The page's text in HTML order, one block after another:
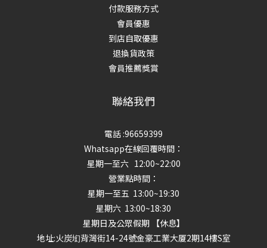
付款服務方式
會員優惠
到店自取優惠
退換貨政策
會員推薦獎賞
聯絡我們
電話 :96659399
Whatsapp在線回覆時間：
星期一至六 12:00~22:00
營業點時間：
星期一至五 13:00~19:30
星期六 13:00~18:30
星期日及公眾假期 【休息】
地址:火炭㘭背灣街14-24號金豪工業大厦2期14樓S室